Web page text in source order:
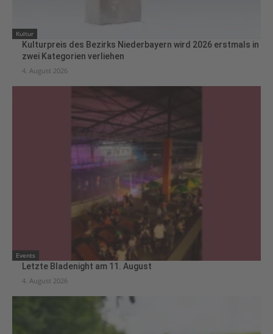
Kultur
Kulturpreis des Bezirks Niederbayern wird 2026 erstmals in
zwei Kategorien verliehen
4. August 2026
Events
Letzte Bladenight am 11. August
4. August 2026